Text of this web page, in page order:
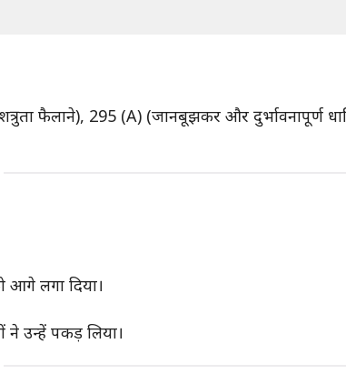
फैलाने), 295 (A) (जानबूझकर और दुर्भावनापूर्ण
लगा दिया।
ने उन्हें पकड़ लिया।